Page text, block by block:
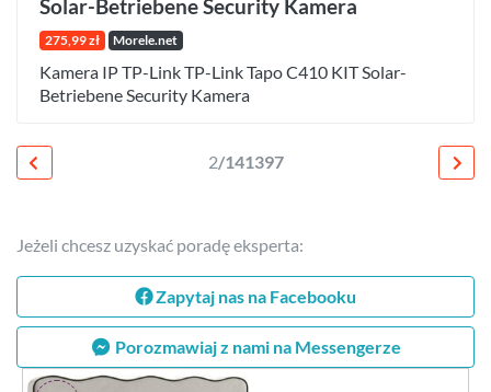
Solar-Betriebene Security Kamera
275,99 zł Morele.net
Kamera IP TP-Link TP-Link Tapo C410 KIT Solar-
Betriebene Security Kamera
2/141397
Jeżeli chcesz uzyskać poradę eksperta:
Zapytaj nas na Facebooku
Porozmawiaj z nami na Messengerze